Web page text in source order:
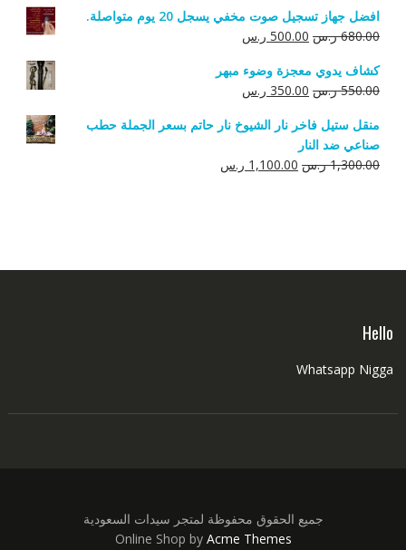
افضل جهاز تسجيل صوت مخفي يسجل 20 يوم متواصلة.
680.00 ر.س السعر
هو:
680.00 ر.س.
500.00 ر.سالسعر
هو:
500.00 ر.س.
كشاف يدوي معجزة وضوء مبهر
550.00 ر.س السعر
هو:
550.00 ر.س.
350.00 ر.سالسعر
هو:
منقل ستيل فاخر نار الشيوخ نار حاتم بسعر الجملة حطب
صناعي ضد النار
1,300.00 ر.س السعر
1,100.00 ر.سالسعر
Hello
Whatsapp Nigga
جميع الحقوق محفوظة لمتجر سيدات السعودية
Online Shop by Acme Themes